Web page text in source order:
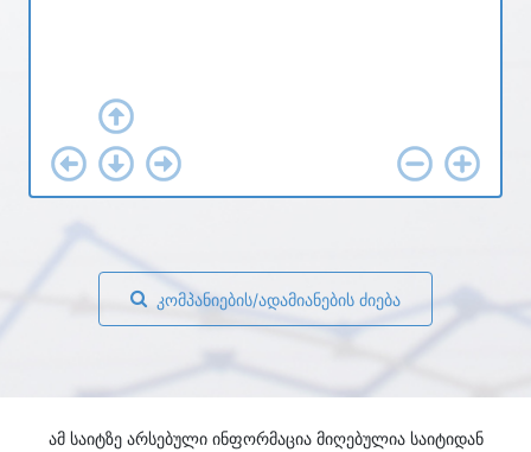
კომპანიების/ადამიანების ძიება
ამ საიტზე არსებული ინფორმაცია მიღებულია საიტიდან